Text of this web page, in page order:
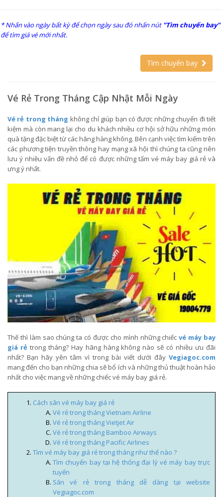
* Nhấn vào ngày bất kỳ để chọn ngày sau đó nhấn nút "Tìm chuyến bay"
để tìm giá vé mới nhất.
Tìm chuyến bay
Vé Rẻ Trong Tháng Cập Nhật Mỗi Ngày
Vé rẻ trong tháng không chỉ giúp bạn có được những chuyến đi tiết
kiệm mà còn mang lại cho du khách nhiều cơ hội sở hữu những món
quà tặng đặc biệt từ các hãng hàng không. Bên cạnh việc tìm kiếm trên
các phương tiện truyền thông hay mạng xã hội thì chúng ta cũng nên
lưu ý nhiều vấn đề nhỏ để có được những tấm vé máy bay giá rẻ và
ưng ý nhất.
Thế thì làm sao chúng ta có được cho mình những chiếcvé máy bay
giá rẻ trong tháng? Hay hãng hàng không nào sẽ có nhiều ưu đãi
nhất? Bạn hãy yên tâm vì trong bài viết dưới đây Vegiagoc.com
mang đến cho bạn những chia sẽ bổ ích và những thủ thuật hoàn hảo
nhất cho việc mang về những chiếc vé máy bay giá rẻ.
Cách săn vé máy bay giá rẻ
Vé rẻ trong tháng Vietnam Airline
Vé rẻ trong tháng Vietjet Air
Vé rẻ trong tháng Bamboo Airways
Vé rẻ trong tháng Pacific Airlines
Tìm vé máy bay giá rẻ trong tháng như thế nào ?
Tìm chuyến bay tại hệ thống đại lý vé máy bay trực
tuyến
Săn vé rẻ trong tháng dễ dàng tại website
Vegiagoc.com